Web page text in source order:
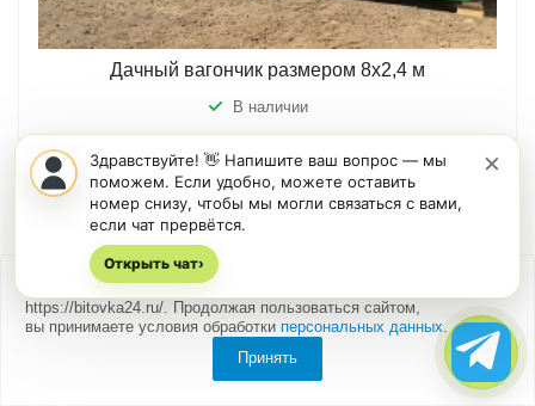
Дачный вагончик размером 8х2,4 м
В наличии
200000 р.
Получить консультацию
используем cookiesдля быстрой и удобной работы сайта
https://bitovka24.ru/. Продолжая пользоваться сайтом,
вы принимаете условия обработки персональных данных.
Принять
×
Здравствуйте! 👋 Напишите ваш вопрос — мы
поможем. Если удобно, можете оставить
номер снизу, чтобы мы могли связаться с вами,
если чат прервётся.
Открыть чат›